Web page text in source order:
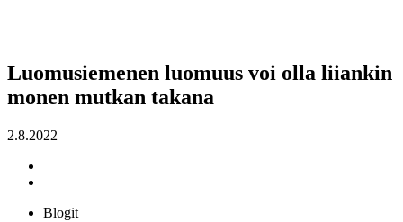
Luomusiemenen luomuus voi olla liiankin
monen mutkan takana
2.8.2022
Blogit